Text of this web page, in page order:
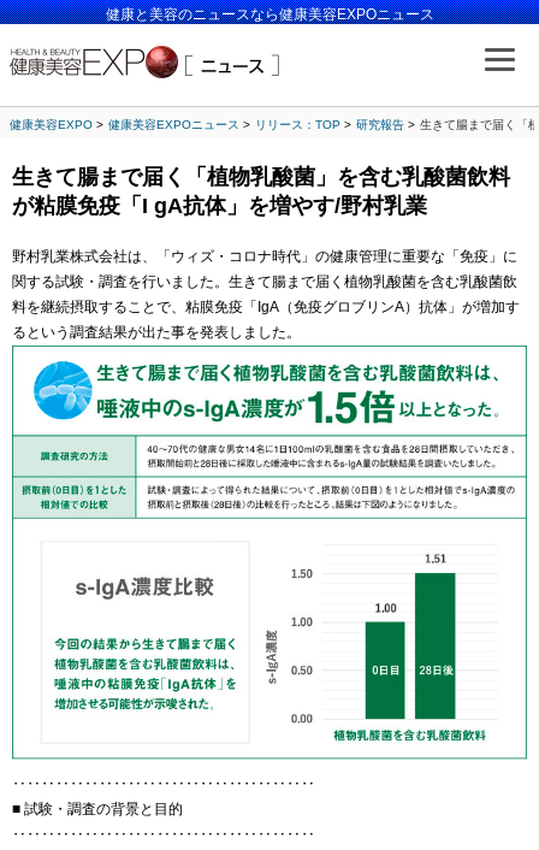
健康と美容のニュースなら健康美容EXPOニュース
健康美容EXPO 健康美容EXPOニュース リリース：TOP 研究報告 生きて腸まで届く「
生きて腸まで届く「植物乳酸菌」を含む乳酸菌飲料
が粘膜免疫「I gA抗体」を増やす/野村乳業
野村乳業株式会社は、「ウィズ・コロナ時代」の健康管理に重要な「免疫」に
関する試験・調査を行いました。生きて腸まで届く植物乳酸菌を含む乳酸菌飲
料を継続摂取することで、粘膜免疫「IgA（免疫グロブリンA）抗体」が増加す
るという調査結果が出た事を発表しました。
‥‥‥‥‥‥‥‥‥‥‥‥‥‥‥‥‥‥‥‥‥
■ 試験・調査の背景と目的
‥‥‥‥‥‥‥‥‥‥‥‥‥‥‥‥‥‥‥‥‥